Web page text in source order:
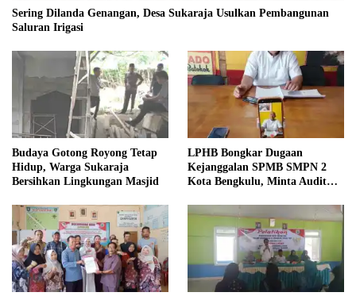
Sering Dilanda Genangan, Desa Sukaraja Usulkan Pembangunan
Saluran Irigasi
Budaya Gotong Royong Tetap
Hidup, Warga Sukaraja
Bersihkan Lingkungan Masjid
LPHB Bongkar Dugaan
Kejanggalan SPMB SMPN 2
Kota Bengkulu, Minta Audit